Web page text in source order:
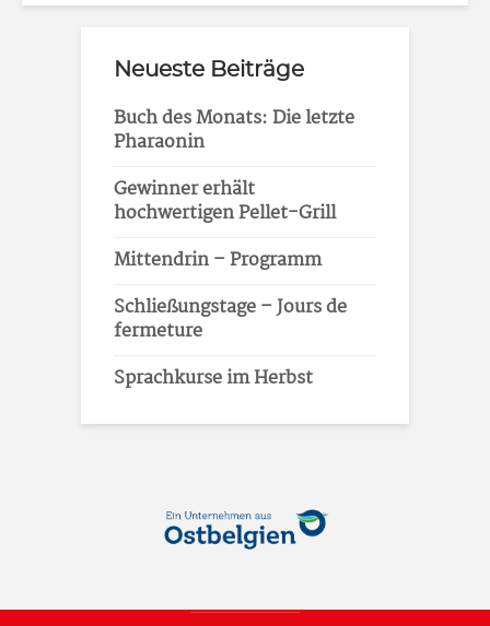
Neueste Beiträge
Buch des Monats: Die letzte
Pharaonin
Gewinner erhält
hochwertigen Pellet-Grill
Mittendrin – Programm
Schließungstage – Jours de
fermeture
Sprachkurse im Herbst